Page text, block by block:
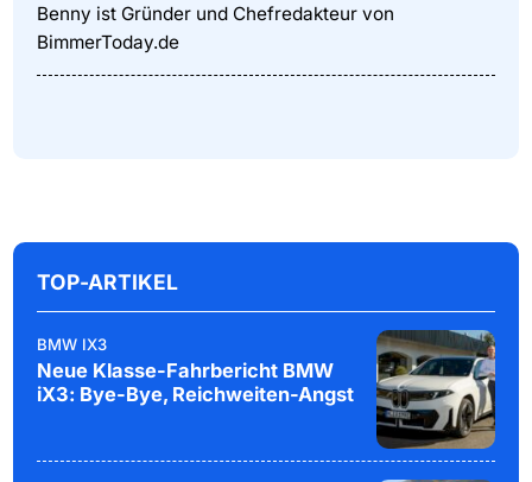
Benny ist Gründer und Chefredakteur von
BimmerToday.de
TOP-ARTIKEL
BMW IX3
Neue Klasse-Fahrbericht BMW
iX3: Bye-Bye, Reichweiten-Angst